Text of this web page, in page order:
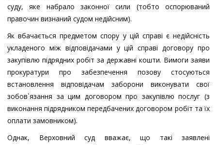
суду, яке набрало законної сили (тобто оспорюваний
правочин визнаний судом недійсним).
Як вбачається предметом спору у цій справі є недійсність
укладеного між відповідачами у цій справі договору про
закупівлю підрядних робіт за державні кошти. Вимоги заяви
прокуратури про забезпечення позову стосуються
встановлення відповідачам заборони виконувати свої
зобов`язання за цим договором про закупівлю послуг (з
виконання підрядником передбачених договором робіт та їх
оплати замовником).
Однак, Верховний суд вважає, що такі заявлені